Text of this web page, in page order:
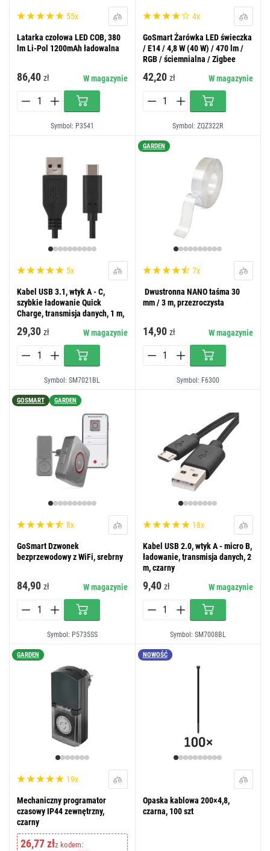
55x
Latarka czołowa LED COB, 380
lm Li-Pol 1200mAh ładowalna
86,40 zł W magazynie
Symbol: P3541
4x
GoSmart Żarówka LED świeczka
/ E14 / 4,8 W (40 W) / 470 lm /
RGB / ściemnialna / Zigbee
42,20 zł W magazynie
Symbol: ZQZ322R
5x
Kabel USB 3.1, wtyk A - C,
szybkie ładowanie Quick
Charge, transmisja danych, 1 m,
29,30 zł W magazynie
Symbol: SM7021BL
GARDEN
7x
Dwustronna NANO taśma 30
mm / 3 m, przezroczysta
14,90 zł W magazynie
Symbol: F6300
GOSMART GARDEN
8x
GoSmart Dzwonek
bezprzewodowy z WiFi, srebrny
84,90 zł W magazynie
Symbol: P5735SS
18x
Kabel USB 2.0, wtyk A - micro B,
ładowanie, transmisja danych, 2
m, czarny
9,40 zł W magazynie
Symbol: SM7008BL
GARDEN
19x
Mechaniczny programator
czasowy IP44 zewnętrzny,
czarny
26,77 złz kodem:
NOWOŚĆ
Opaska kablowa 200×4,8,
czarna, 100 szt